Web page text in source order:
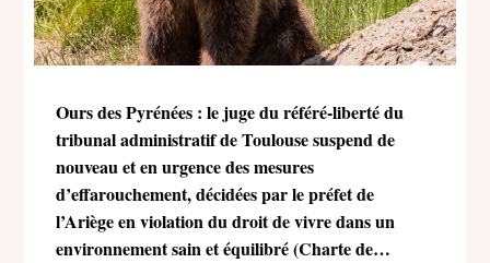
Ours des Pyrénées : le juge du référé-liberté du
tribunal administratif de Toulouse suspend de
nouveau et en urgence des mesures
d’effarouchement, décidées par le préfet de
l’Ariège en violation du droit de vivre dans un
environnement sain et équilibré (Charte de